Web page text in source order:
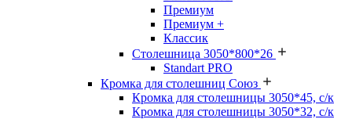
Премиум
Премиум +
Классик
Столешница 3050*800*26
Standart PRO
Кромка для столешниц Союз
Кромка для столешницы 3050*45, с/к
Кромка для столешницы 3050*32, с/к